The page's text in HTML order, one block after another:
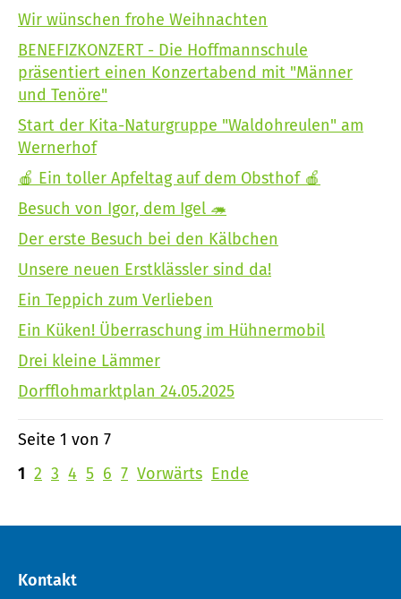
Wir wünschen frohe Weihnachten
BENEFIZKONZERT - Die Hoffmannschule
präsentiert einen Konzertabend mit "Männer
und Tenöre"
Start der Kita-Naturgruppe "Waldohreulen" am
Wernerhof
🍎 Ein toller Apfeltag auf dem Obsthof 🍎
Besuch von Igor, dem Igel 🦔
Der erste Besuch bei den Kälbchen
Unsere neuen Erstklässler sind da!
Ein Teppich zum Verlieben
Ein Küken! Überraschung im Hühnermobil
Drei kleine Lämmer
Dorfflohmarktplan 24.05.2025
Seite 1 von 7
1 2 3 4 5 6 7 Vorwärts Ende
Kontakt